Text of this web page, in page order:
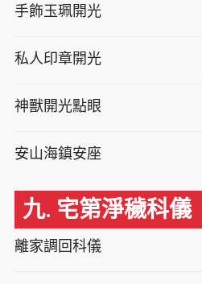
手飾玉珮開光
私人印章開光
神獸開光點眼
安山海鎮安座
九. 宅第淨穢科儀
離家調回科儀